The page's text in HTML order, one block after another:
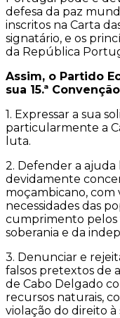
defesa da paz
inscritos na Carta
signatário, e os
da República
Assim, o Partido
sua 15.ª
1. Expressar a sua
particularmente a
luta.
2. Defender a ajuda
devidamente
moçambicano, com
necessidades das
cumprimento pelos
soberania e da
3. Denunciar e
falsos pretextos de
de Cabo Delgado
recursos naturais,
violação do direito à